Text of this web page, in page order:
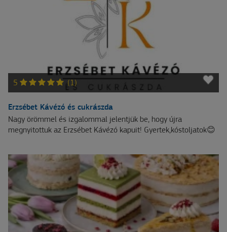
5 (1)
Erzsébet Kávézó és cukrászda
Nagy örömmel és izgalommal jelentjük be, hogy újra
megnyitottuk az Erzsébet Kávézó kapuit! Gyertek,kóstoljatok😊